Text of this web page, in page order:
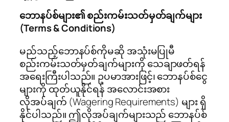
ဘောနပ်စ်များ၏ စည်းကမ်းသတ်မှတ်ချက်များ
(Terms & Conditions)
မည်သည့်ဘောနပ်စ်ကိုမဆို အသုံးမပြုမီ
စည်းကမ်းသတ်မှတ်ချက်များကို သေချာဖတ်ရန်
အရေးကြီးပါသည်။ ဥပမာအားဖြင့်၊ ဘောနပ်စ်ငွေ
များကို ထုတ်ယူနိုင်ရန် အလောင်းအစား
လိုအပ်ချက် (Wagering Requirements) များ ရှိ
နိုင်ပါသည်။ ဤလိုအပ်ချက်များသည် ဘောနပ်စ်